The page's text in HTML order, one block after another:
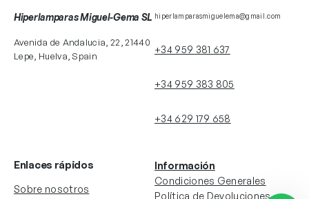
Hiperlamparas Miguel-Gema SL
Avenida de Andalucia, 22, 21440
Lepe, Huelva, Spain
hiperlamparasmiguelema@gmail.com
+34 959 381 637
+34 959 383 805
+34 629 179 658
Enlaces rápidos
Sobre nosotros
Información
Condiciones Generales
Política de Devoluciones